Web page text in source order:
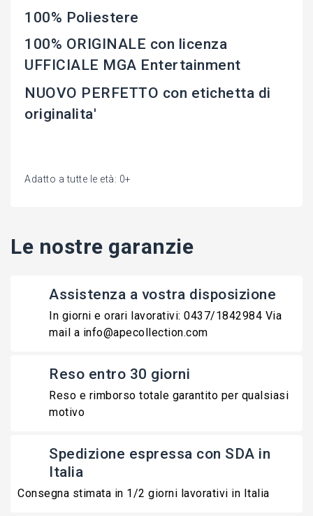
100% Poliestere
100% ORIGINALE con licenza
UFFICIALE MGA Entertainment
NUOVO PERFETTO con etichetta di
originalita'
Adatto a tutte le età: 0+
Le nostre garanzie
Assistenza a vostra disposizione
In giorni e orari lavorativi: 0437/1842984 Via
mail a info@apecollection.com
Reso entro 30 giorni
Reso e rimborso totale garantito per qualsiasi
motivo
Spedizione espressa con SDA in
Italia
Consegna stimata in 1/2 giorni lavorativi in Italia